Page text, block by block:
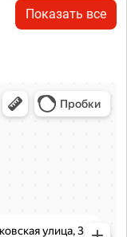
Показать все